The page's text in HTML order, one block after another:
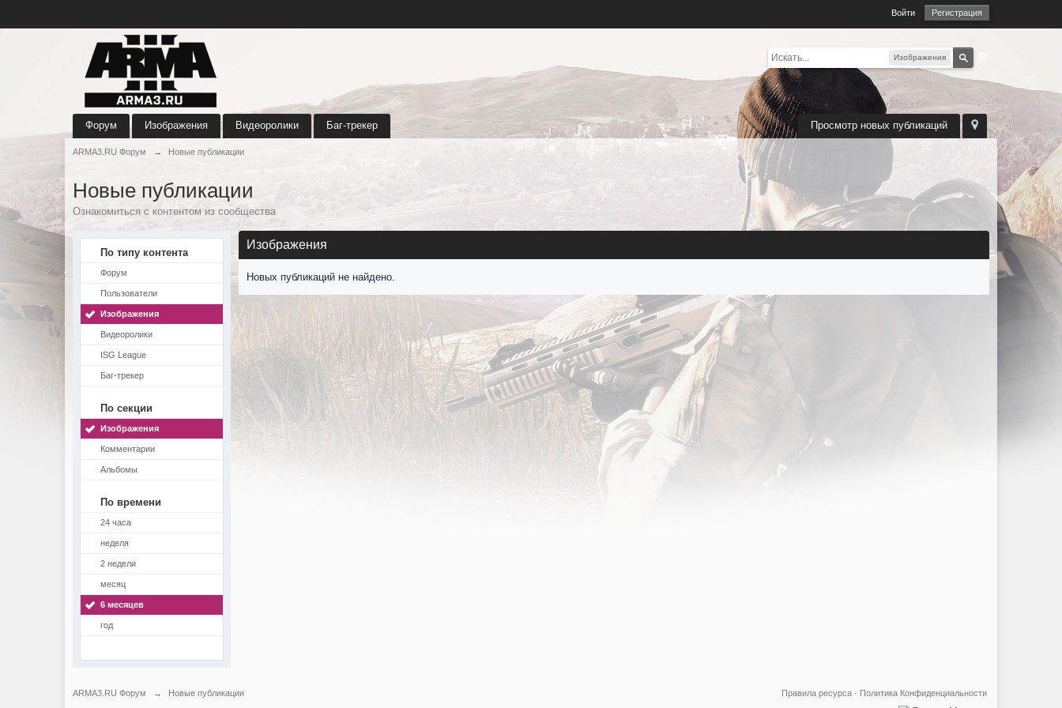
Войти Регистрация
Изображения
Просмотр новых публикаций
Форум Изображения Видеоролики Баг-трекер
ARMA3.RU Форум → Новые публикации
Новые публикации
Ознакомиться с контентом из сообщества
По типу контента
Форум
Пользователи
Изображения
Видеоролики
ISG League
Баг-трекер
По секции
Изображения
Комментарии
Альбомы
По времени
24 часа
неделя
2 недели
месяц
6 месяцев
год
Изображения
Новых публикаций не найдено.
ARMA3.RU Форум → Новые публикации Политика Конфиденциальности
Правила ресурса ·